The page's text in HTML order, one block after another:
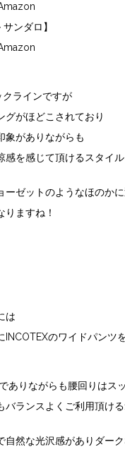
ンダロ】
ラインですが
グがほどこされており
象がありながらも
を感じて頂けるスタイル
ーゼットのようなほのか
りますね！
は
INCOTEXのワイドパンツ
ありながらも腰回りはス
ランスよくご利用頂ける
自然な光沢感がありダー